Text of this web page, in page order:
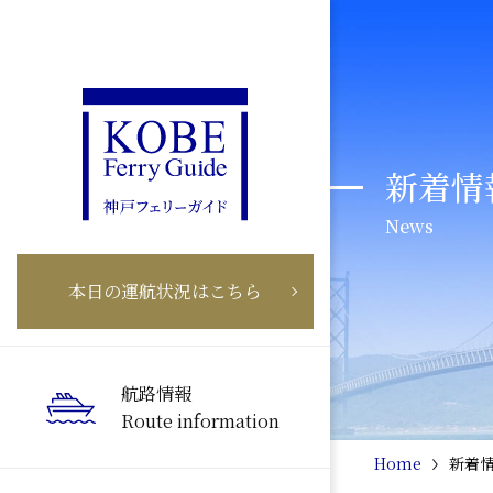
本日の運航状況はこちら
航路情報
Route information
新着
News
Home 新着